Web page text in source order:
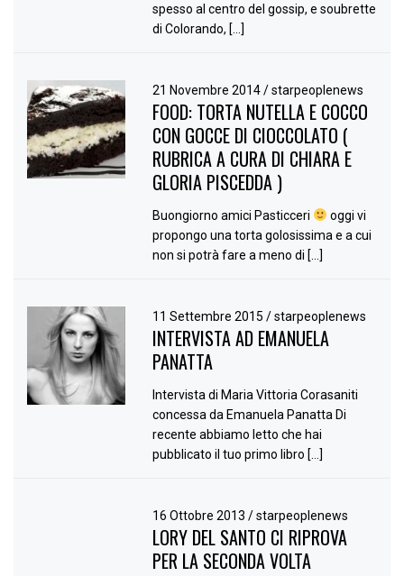
spesso al centro del gossip, e soubrette
di Colorando, […]
21 Novembre 2014/ starpeoplenews
FOOD: TORTA NUTELLA E COCCO
CON GOCCE DI CIOCCOLATO (
RUBRICA A CURA DI CHIARA E
GLORIA PISCEDDA )
Buongiorno amici Pasticceri
oggi vi
propongo una torta golosissima e a cui
non si potrà fare a meno di […]
11 Settembre 2015/ starpeoplenews
INTERVISTA AD EMANUELA
PANATTA
Intervista di Maria Vittoria Corasaniti
concessa da Emanuela Panatta Di
recente abbiamo letto che hai
pubblicato il tuo primo libro […]
16 Ottobre 2013/ starpeoplenews
LORY DEL SANTO CI RIPROVA
PER LA SECONDA VOLTA